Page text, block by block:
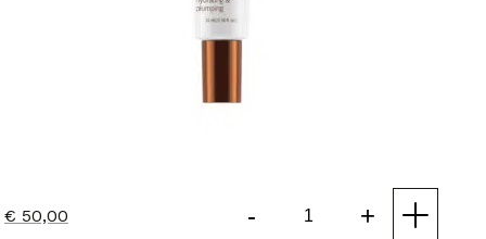
€ 50,00 -
Revitalising
+